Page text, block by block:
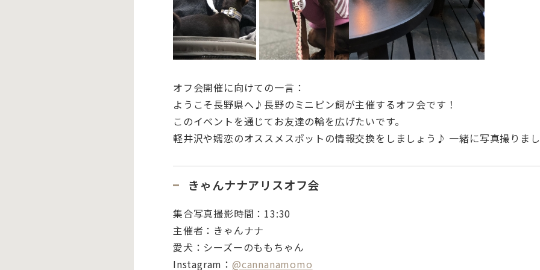
オフ会開催に向けての一言：
ようこそ長野県へ♪長野のミニピン飼が主催するオフ会です！
このイベントを通じてお友達の輪を広げたいです。
軽井沢や嬬恋のオススメスポットの情報交換をしましょう♪ 一緒に写真撮りま
きゃんナナアリスオフ会
集合写真撮影時間： 13:30
主催者：きゃんナナ
愛犬：シーズーのももちゃん
Instagram： @cannanamomo